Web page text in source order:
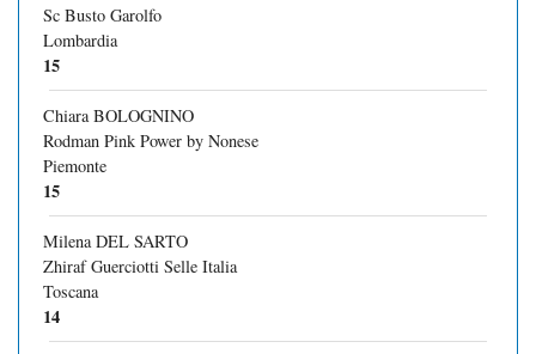
Sc Busto Garolfo
Lombardia
15
Chiara BOLOGNINO
Rodman Pink Power by Nonese
Piemonte
15
Milena DEL SARTO
Zhiraf Guerciotti Selle Italia
Toscana
14